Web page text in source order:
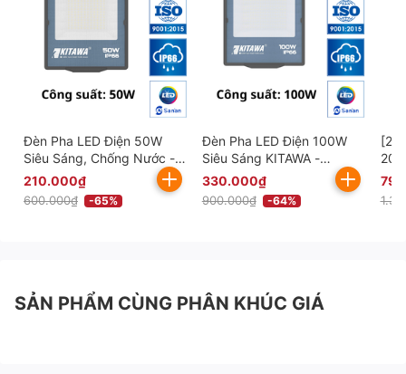
Đèn Pha LED Điện 50W
Siêu Sáng, Chống Nước -
AC.DP09.50
210.000₫
600.000₫ -65%
Đèn Pha LED Điện 100W
Siêu Sáng KITAWA -
AC.DP09.100
330.000₫
900.000₫ -64%
SẢN PHẨM CÙNG PHÂN KHÚC GIÁ